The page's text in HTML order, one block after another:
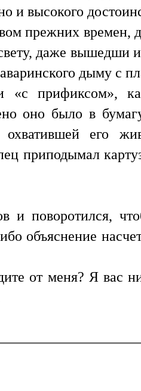
и высокого
прежних времен,
даже вышедши
дыму с
«с прификсом»,
оно было в
его
приподымал
и поворотился,
объяснение
от меня? Я вас